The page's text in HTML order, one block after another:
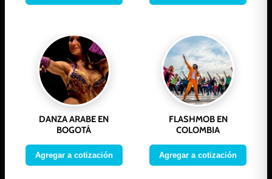
DANZA ARABE EN
BOGOTÁ
Agregar a cotización
FLASHMOB EN
COLOMBIA
Agregar a cotización